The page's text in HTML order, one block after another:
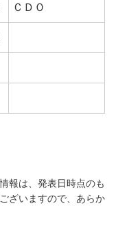
ＣＤＯ
報は、発表日時点のも
ざいますので、あらか